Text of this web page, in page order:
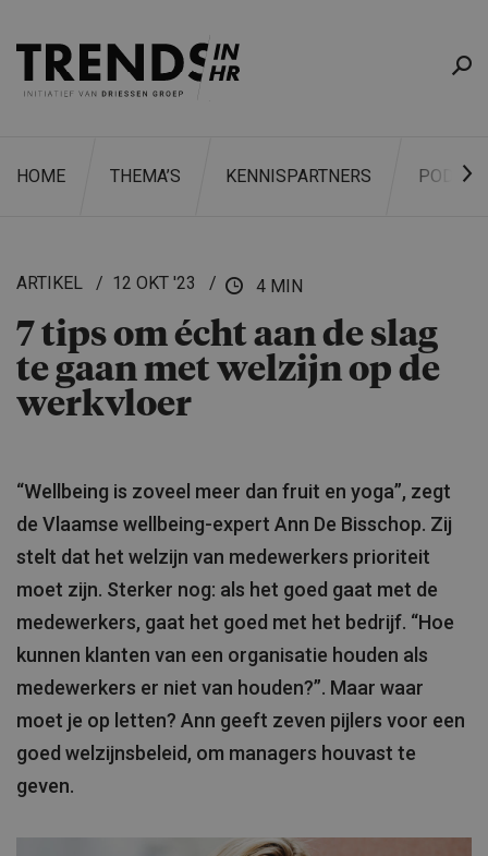
HOME THEMA’S KENNISPARTNERS
ZOEKEN
ARTIKEL 12 OKT '23 4 MIN
7 tips om écht aan de slag
te gaan met welzijn op de
werkvloer
“Wellbeing is zoveel meer dan fruit en yoga”, zegt
de Vlaamse wellbeing-expert Ann De Bisschop. Zij
stelt dat het welzijn van medewerkers prioriteit
moet zijn. Sterker nog: als het goed gaat met de
medewerkers, gaat het goed met het bedrijf. “Hoe
kunnen klanten van een organisatie houden als
medewerkers er niet van houden?”. Maar waar
moet je op letten? Ann geeft zeven pijlers voor een
goed welzijnsbeleid, om managers houvast te
geven.